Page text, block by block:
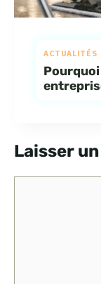
ACTUALITÉS
Laisser